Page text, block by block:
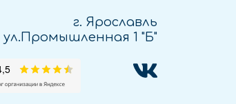
г. Ярославль
ул.Промышленная 1 "Б"